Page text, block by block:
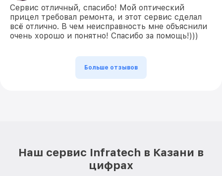
Сервис отличный, спасибо! Мой оптический
прицел требовал ремонта, и этот сервис сделал
всё отлично. В чем неисправность мне объяснили
очень хорошо и понятно! Спасибо за помощь!)))
Больше отзывов
Наш сервис Infratech в Казани в
цифрах